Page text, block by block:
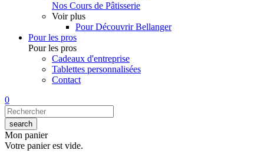
Nos Cours de Pâtisserie
Voir plus
Pour Découvrir Bellanger
Pour les pros
Pour les pros
Cadeaux d'entreprise
Tablettes personnalisées
Contact
0
Mon panier
Votre panier est vide.